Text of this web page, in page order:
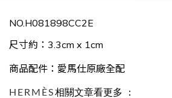
NO.H081898CC2E
尺寸約：3.3cm x 1cm
商品配件：愛馬仕原廠全配
HERMÈS相關文章看更多 ：